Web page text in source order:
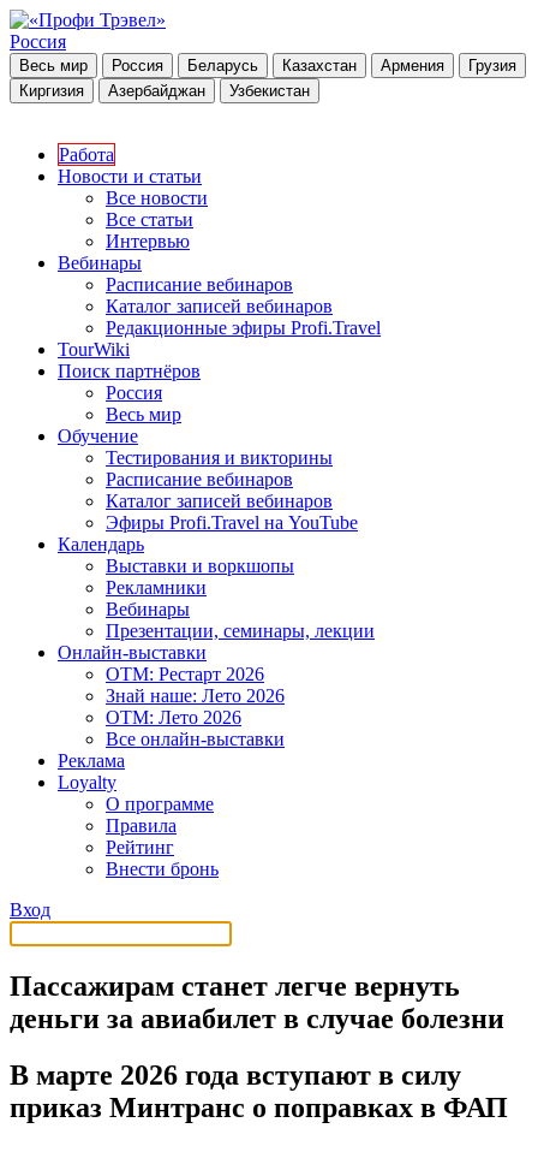
Россия
Весь мир Россия Беларусь Казахстан Армения
Грузия
Киргизия
Азербайджан Узбекистан
Работа
Новости и статьи
Все новости
Все статьи
Интервью
Вебинары
Расписание вебинаров
Каталог записей вебинаров
Редакционные эфиры Profi.Travel
TourWiki
Поиск партнёров
Россия
Весь мир
Обучение
Тестирования и викторины
Расписание вебинаров
Каталог записей вебинаров
Эфиры Profi.Travel на YouTube
Календарь
Выставки и воркшопы
Рекламники
Вебинары
Презентации, семинары, лекции
Онлайн-выставки
OTM: Рестарт 2026
Знай наше: Лето 2026
OTM: Лето 2026
Все онлайн-выставки
Реклама
Loyalty
О программе
Правила
Рейтинг
Внести бронь
Вход
Пассажирам станет легче вернуть
деньги за авиабилет в случае болезни
В марте 2026 года вступают в силу
приказ Минтранс о поправках в ФАП